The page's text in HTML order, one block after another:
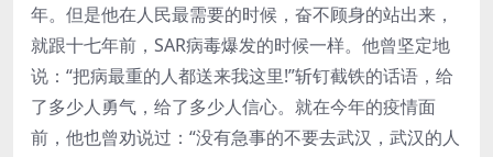
年。但是他在人民最需要的时候，奋不顾身的站出来，
就跟十七年前，SAR病毒爆发的时候一样。他曾坚定地
说：“把病最重的人都送来我这里!”斩钉截铁的话语，给
了多少人勇气，给了多少人信心。就在今年的疫情面
前，他也曾劝说过：“没有急事的不要去武汉，武汉的人